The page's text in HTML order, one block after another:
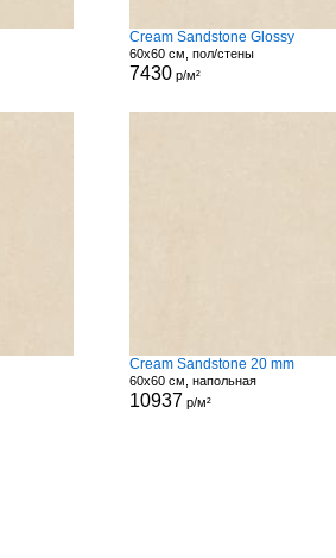
Cream Sandstone Glossy
60x60 см, пол/стены
7430 р/м²
Cream Sandstone 20 mm
60x60 см, напольная
10937 р/м²